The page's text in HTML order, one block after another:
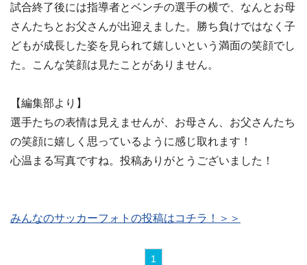
試合終了後には指導者とベンチの選手の横で、なんとお母
さんたちとお父さんが出迎えました。勝ち負けではなく子
どもが成長した姿を見られて嬉しいという満面の笑顔でし
た。こんな笑顔は見たことがありません。
【編集部より】
選手たちの表情は見えませんが、お母さん、お父さんたち
の笑顔に嬉しく思っているように感じ取れます！
心温まる写真ですね。投稿ありがとうございました！
みんなのサッカーフォトの投稿はコチラ！＞＞
1